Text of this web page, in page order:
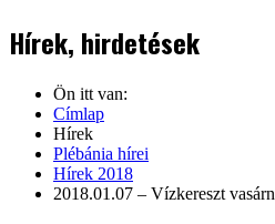
Hírek, hirdetések
Ön itt van:
Címlap
Hírek
Plébánia hírei
Hírek 2018
2018.01.07 – Vízkereszt